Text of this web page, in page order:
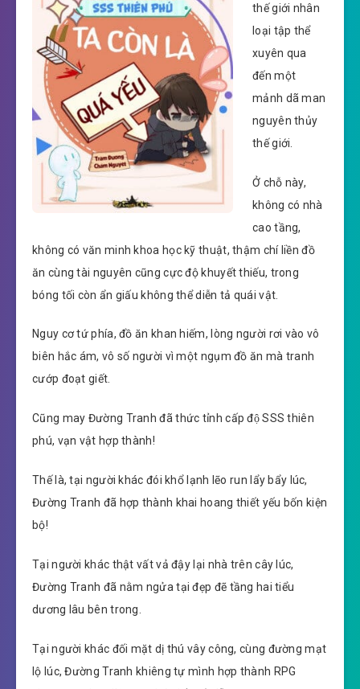
thế giới nhân
loại tập thể
xuyên qua
đến một
mảnh dã man
nguyên thủy
thế giới.
Ở chỗ này,
không có nhà
cao tầng,
không có văn minh khoa học kỹ thuật, thậm chí liền đồ
ăn cùng tài nguyên cũng cực độ khuyết thiếu, trong
bóng tối còn ẩn giấu không thể diễn tả quái vật.
Nguy cơ tứ phía, đồ ăn khan hiếm, lòng người rơi vào vô
biên hắc ám, vô số người vì một ngụm đồ ăn mà tranh
cướp đoạt giết.
Cũng may Đường Tranh đã thức tỉnh cấp độ SSS thiên
phú, vạn vật hợp thành!
Thế là, tại người khác đói khổ lạnh lẽo run lẩy bẩy lúc,
Đường Tranh đã hợp thành khai hoang thiết yếu bốn kiện
bộ!
Tại người khác thật vất vả đậy lại nhà trên cây lúc,
Đường Tranh đã nằm ngửa tại đẹp đẽ tầng hai tiểu
dương lâu bên trong.
Tại người khác đối mặt dị thú vây công, cùng đường mạt
lộ lúc, Đường Tranh khiêng tự mình hợp thành RPG